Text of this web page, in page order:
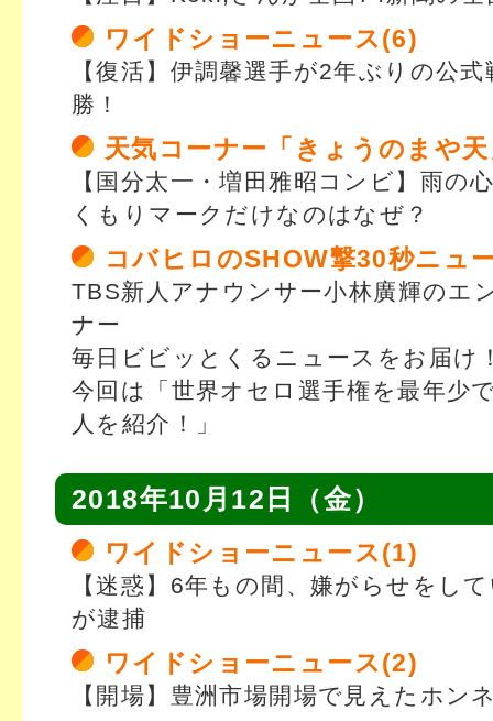
ワイドショーニュース(6)
【復活】伊調馨選手が2年ぶりの公
勝！
天気コーナー「きょうのまや
【国分太一・増田雅昭コンビ】雨の
くもりマークだけなのはなぜ？
コバヒロのSHOW撃30秒ニュ
TBS新人アナウンサー小林廣輝のエ
ナー
毎日ビビッとくるニュースをお届け
今回は「世界オセロ選手権を最年少
人を紹介！」
2018年10月12日（金）
ワイドショーニュース(1)
【迷惑】6年もの間、嫌がらせをし
が逮捕
ワイドショーニュース(2)
【開場】豊洲市場開場で見えたホン